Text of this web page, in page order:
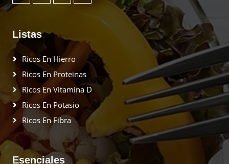
Listas
Ricos En Hierro
Ricos En Proteinas
Ricos En Vitamina D
Ricos En Potasio
Ricos En Fibra
Esenciales